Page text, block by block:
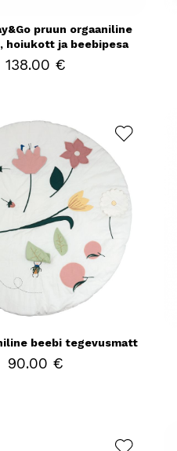
pruun orgaaniline
hoiukott ja beebipesa
138.00 €
beebi tegevusmatt
90.00 €